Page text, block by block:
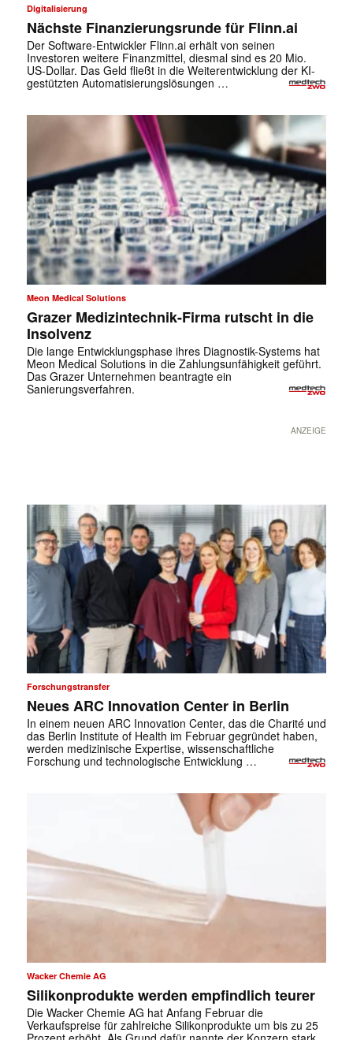
Digitalisierung
Nächste Finanzierungsrunde für Flinn.ai
Der Software-Entwickler Flinn.ai erhält von seinen
Investoren weitere Finanzmittel, diesmal sind es 20 Mio.
US-Dollar. Das Geld fließt in die Weiterentwicklung der KI-
gestützten Automatisierungslösungen …
Meon Medical Solutions
Grazer Medizintechnik-Firma rutscht in die
Insolvenz
Die lange Entwicklungsphase ihres Diagnostik-Systems hat
Meon Medical Solutions in die Zahlungsunfähigkeit geführt.
Das Grazer Unternehmen beantragte ein
Sanierungsverfahren.
ANZEIGE
Forschungstransfer
Neues ARC Innovation Center in Berlin
In einem neuen ARC Innovation Center, das die Charité und
das Berlin Institute of Health im Februar gegründet haben,
werden medizinische Expertise, wissenschaftliche
Forschung und technologische Entwicklung …
Wacker Chemie AG
Silikonprodukte werden empfindlich teurer
Die Wacker Chemie AG hat Anfang Februar die
Verkaufspreise für zahlreiche Silikonprodukte um bis zu 25